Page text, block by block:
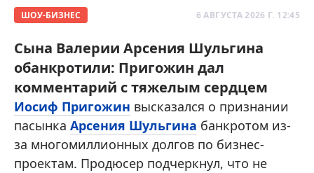
ШОУ-БИЗНЕС 6 АВГУСТА 2026 Г. 12:45
Сына Валерии Арсения Шульгина
обанкротили: Пригожин дал
комментарий с тяжелым сердцем
Иосиф Пригожин высказался о признании
пасынка Арсения Шульгина банкротом из-
за многомиллионных долгов по бизнес-
проектам. Продюсер подчеркнул, что не